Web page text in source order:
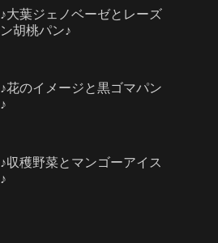
♪大葉ジェノベーゼとレーズ
ン胡桃パン♪
♪花のイメージと黒ゴマパン
♪
♪収穫野菜とマンゴーアイス
♪